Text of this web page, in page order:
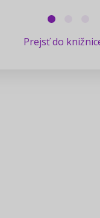
inštitút
Prejsť do